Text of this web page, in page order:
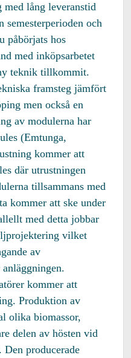
med lång leveranstid
och
påbörjats hos
med inköpsarbetet
teknik tillkommit.
framsteg jämfört
men också en
av modulerna har
(Emtunga,
kommer att
där utrustningen
tillsammans med
kommer att ske under
med detta jobbar
vilket
av
kommer att
Produktion av
olika biomassor,
delen av hösten vid
producerade